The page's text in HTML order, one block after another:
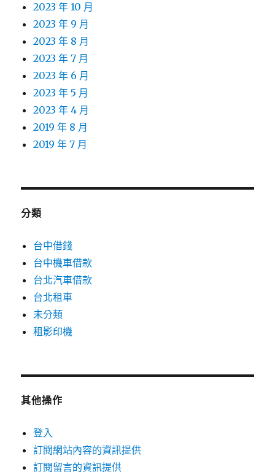
2023 年 10 月
2023 年 9 月
2023 年 8 月
2023 年 7 月
2023 年 6 月
2023 年 5 月
2023 年 4 月
2019 年 8 月
2019 年 7 月
分類
台中借錢
台中機車借款
台北汽車借款
台北租車
未分類
租影印機
其他操作
登入
訂閱網站內容的資訊提供
訂閱留言的資訊提供